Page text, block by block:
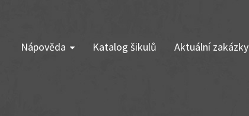
Nápověda Katalog šikulů Aktuální zakázky